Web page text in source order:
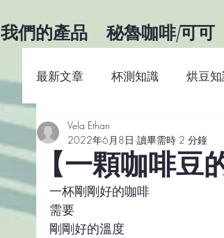
我們的產品 秘魯咖啡/可可
最新文章 杯測知識 烘豆
咖啡商業知識
【一顆咖啡豆
Vela Ethan
2022年6月8日 讀畢需時 2 分鐘
一杯剛剛好的咖啡
需要
剛剛好的溫度